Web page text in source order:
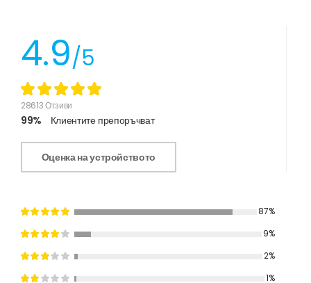
4.9/5
28613 Отзиви
99% Клиентите препоръчват
Оценка на устройството
87%
9%
2%
1%